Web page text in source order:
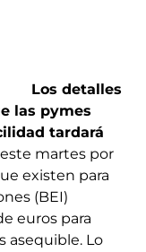
Los detalles
las pymes
tardará
martes por
existen para
(BEI)
euros para
asequible. Lo